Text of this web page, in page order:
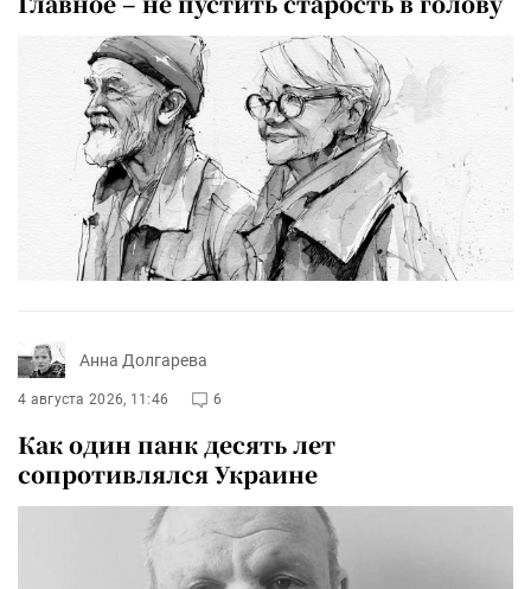
Анна Долгарева
4 августа 2026, 11:46 6
Как один панк десять лет
сопротивлялся Украине